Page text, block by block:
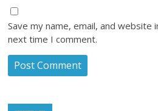
Save my name, email, and
next time I comment.